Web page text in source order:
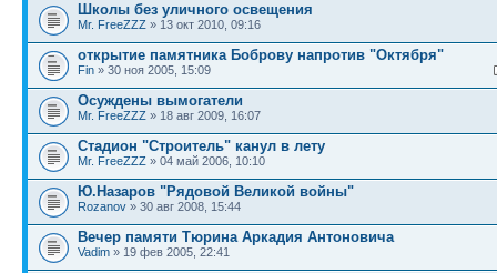
Школы без уличного освещения
Mr. FreeZZZ » 13 окт 2010, 09:16
открытие памятника Боброву напротив "Октября"
Fin » 30 ноя 2005, 15:09
Осуждены вымогатели
Mr. FreeZZZ » 18 авг 2009, 16:07
Стадион "Строитель" канул в лету
Mr. FreeZZZ » 04 май 2006, 10:10
Ю.Назаров "Рядовой Великой войны"
Rozanov » 30 авг 2008, 15:44
Вечер памяти Тюрина Аркадия Антоновича
Vadim » 19 фев 2005, 22:41